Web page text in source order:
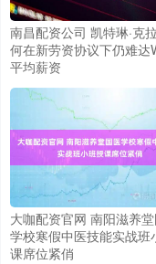
南昌配资公司 凯特琳·克
何在新劳资协议下仍难达
平均薪资
大咖配资官网 南阳滋养
学校寒假中医技能实战班
课席位紧俏